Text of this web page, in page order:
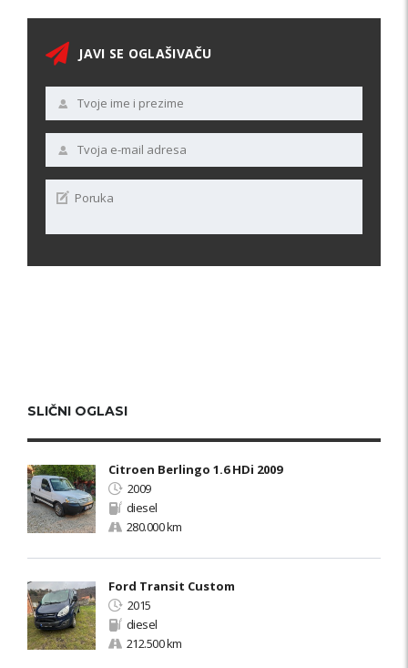
JAVI SE OGLAŠIVAČU
SLIČNI OGLASI
Citroen Berlingo 1.6 HDi 2009
2009
diesel
280.000 km
Ford Transit Custom
2015
diesel
212.500 km